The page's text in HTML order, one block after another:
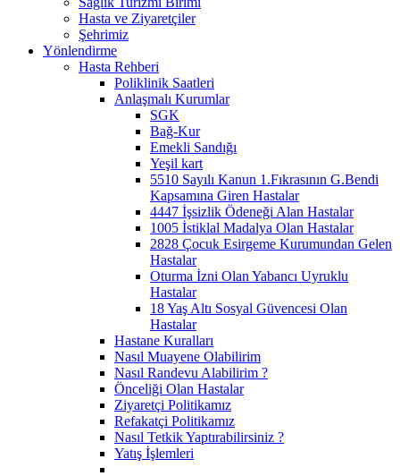
Hasta ve Ziyaretçiler
Şehrimiz
Yönlendirme
Hasta Rehberi
Poliklinik Saatleri
Anlaşmalı Kurumlar
SGK
Bağ-Kur
Emekli Sandığı
Yeşil kart
5510 Sayılı Kanun 1.Fıkrasının G.Bendi
Kapsamına Giren Hastalar
4447 İşsizlik Ödeneği Alan Hastalar
1005 İstiklal Madalya Olan Hastalar
2828 Çocuk Esirgeme Kurumundan Gelen
Hastalar
Oturma İzni Olan Yabancı Uyruklu
Hastalar
18 Yaş Altı Sosyal Güvencesi Olan
Hastalar
Hastane Kuralları
Nasıl Muayene Olabilirim
Nasıl Randevu Alabilirim ?
Önceliği Olan Hastalar
Ziyaretçi Politikamız
Refakatçi Politikamız
Nasıl Tetkik Yaptırabilirsiniz ?
Yatış İşlemleri